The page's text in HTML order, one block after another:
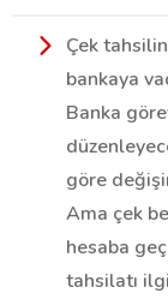
Çek
bankaya
Banka
göre
Ama çek
hesaba
tahsilatı